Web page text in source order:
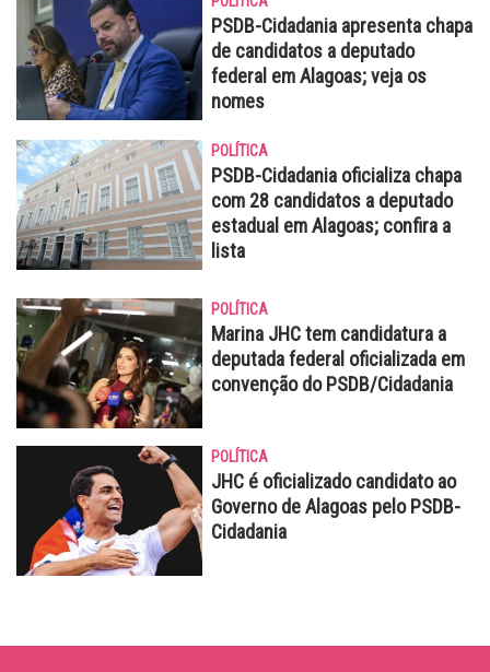
PSDB-Cidadania apresenta chapa
de candidatos a deputado
federal em Alagoas; veja os
nomes
POLÍTICA
PSDB-Cidadania oficializa chapa
com 28 candidatos a deputado
estadual em Alagoas; confira a
lista
POLÍTICA
Marina JHC tem candidatura a
deputada federal oficializada em
convenção do PSDB/Cidadania
POLÍTICA
JHC é oficializado candidato ao
Governo de Alagoas pelo PSDB-
Cidadania